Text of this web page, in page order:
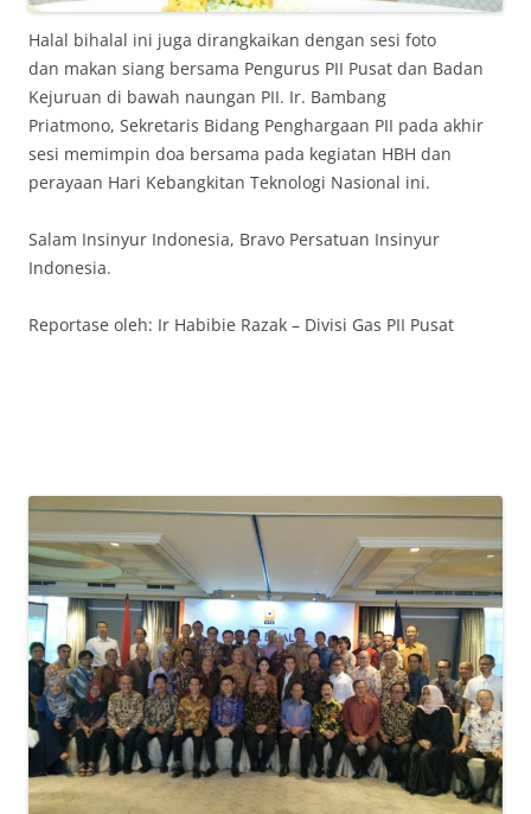
Halal bihalal ini juga dirangkaikan dengan sesi foto
dan makan siang bersama Pengurus PII Pusat dan Badan
Kejuruan di bawah naungan PII. Ir. Bambang
Priatmono, Sekretaris Bidang Penghargaan PII pada akhir
sesi memimpin doa bersama pada kegiatan HBH dan
perayaan Hari Kebangkitan Teknologi Nasional ini.
Salam Insinyur Indonesia, Bravo Persatuan Insinyur
Indonesia.
Reportase oleh: Ir Habibie Razak – Divisi Gas PII Pusat